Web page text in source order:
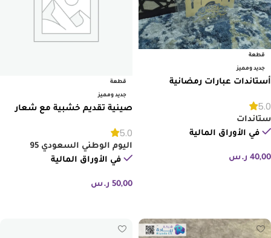
قطعة
جديد ومميز
أستاندات عبارات رمضانية
5.0
ستاندات
في الأوراق المالية
40,00 ر.س
قطعة
جديد ومميز
صينية تقديم خشبية مع شعار
5.0
اليوم الوطني السعودي 95
في الأوراق المالية
50,00 ر.س